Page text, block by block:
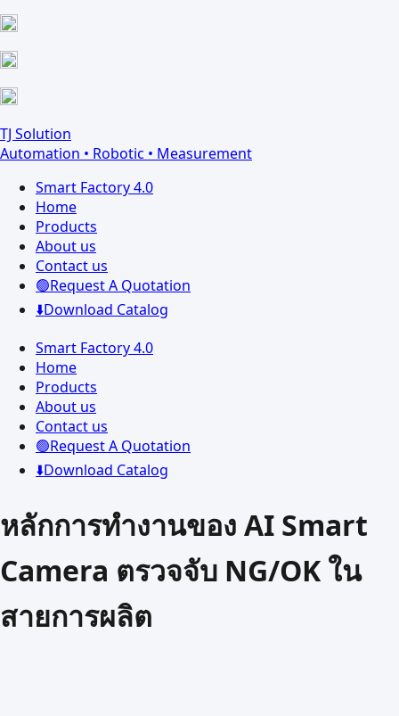
Skip
content
Facebook
opens
new
YouTube
opens
new
TJ Solution
Automation • Robotic • Measurement
Smart Factory 4.0
Home
Products
About us
Contact us
🟢Request A Quotation
⬇️Download Catalog
Smart Factory 4.0
Home
Products
About us
Contact us
🟢Request A Quotation
⬇️Download Catalog
หลักการทำงานของ AI Smart
Camera ตรวจจับ NG/OK ใน
สายการผลิต